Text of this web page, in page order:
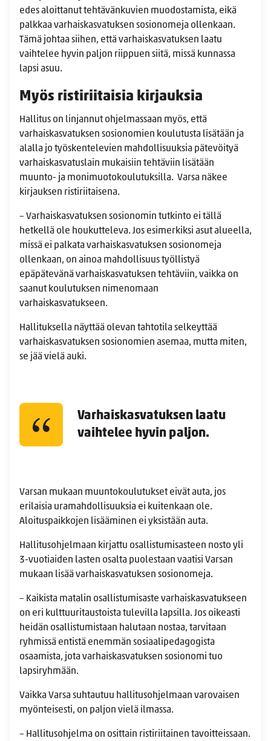
edes aloittanut tehtävänkuvien muodostamista, eikä
palkkaa varhaiskasvatuksen sosionomeja ollenkaan.
Tämä johtaa siihen, että varhaiskasvatuksen laatu
vaihtelee hyvin paljon riippuen siitä, missä kunnassa
lapsi asuu.
Myös ristiriitaisia kirjauksia
Hallitus on linjannut ohjelmassaan myös, että
varhaiskasvatuksen sosionomien koulutusta lisätään ja
alalla jo työskentelevien mahdollisuuksia pätevöityä
varhaiskasvatuslain mukaisiin tehtäviin lisätään
muunto- ja monimuotokoulutuksilla. Varsa näkee
kirjauksen ristiriitaisena.
– Varhaiskasvatuksen sosionomin tutkinto ei tällä
hetkellä ole houkutteleva. Jos esimerkiksi asut alueella,
missä ei palkata varhaiskasvatuksen sosionomeja
ollenkaan, on ainoa mahdollisuus työllistyä
epäpätevänä varhaiskasvatuksen tehtäviin, vaikka on
saanut koulutuksen nimenomaan
varhaiskasvatukseen.
Hallituksella näyttää olevan tahtotila selkeyttää
varhaiskasvatuksen sosionomien asemaa, mutta miten,
se jää vielä auki.
Varhaiskasvatuksen laatu
vaihtelee hyvin paljon.
Varsan mukaan muuntokoulutukset eivät auta, jos
erilaisia uramahdollisuuksia ei kuitenkaan ole.
Aloituspaikkojen lisääminen ei yksistään auta.
Hallitusohjelmaan kirjattu osallistumisasteen nosto yli
3-vuotiaiden lasten osalta puolestaan vaatisi Varsan
mukaan lisää varhaiskasvatuksen sosionomeja.
– Kaikista matalin osallistumisaste varhaiskasvatukseen
on eri kulttuuritaustoista tulevilla lapsilla. Jos oikeasti
heidän osallistumistaan halutaan nostaa, tarvitaan
ryhmissä entistä enemmän sosiaalipedagogista
osaamista, jota varhaiskasvatuksen sosionomi tuo
lapsiryhmään.
Vaikka Varsa suhtautuu hallitusohjelmaan varovaisen
myönteisesti, on paljon vielä ilmassa.
– Hallitusohjelma on osittain ristiriitainen tavoitteissaan.